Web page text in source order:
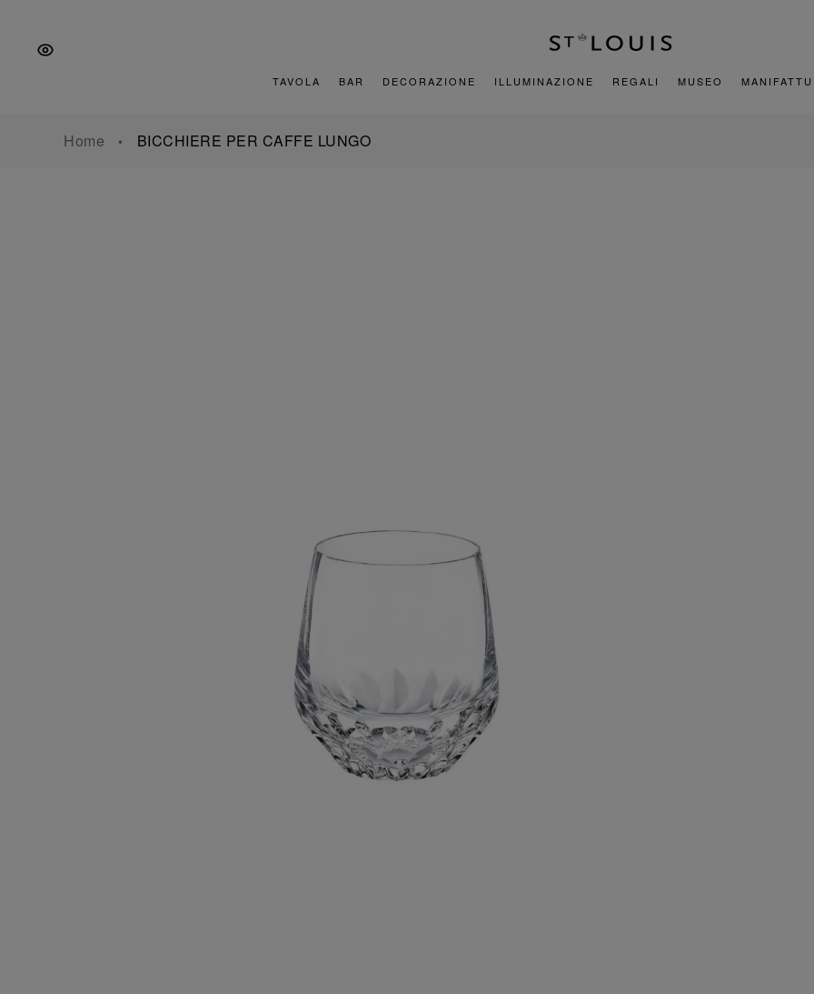
navigazione
contenuto
TAVOLA BAR DECORAZIONE ILLUMINAZIONE REGALI MUSEO
Home BICCHIERE PER CAFFE LUNGO